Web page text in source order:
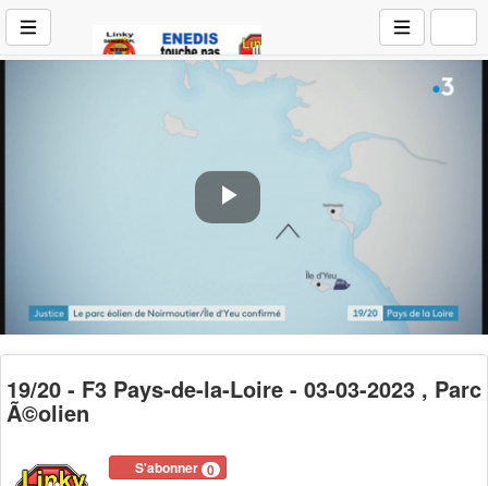
Play
Video
19/20 - F3 Pays-de-la-Loire - 03-03-2023 , Parc
Ã©olien
S'abonner 0